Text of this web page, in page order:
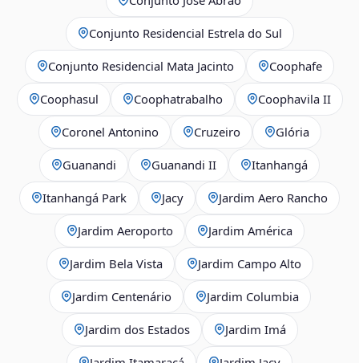
Conjunto Residencial Estrela do Sul
Conjunto Residencial Mata Jacinto Coophafe
Coophasul Coophatrabalho Coophavila II
Coronel Antonino Cruzeiro Glória
Guanandi Guanandi II Itanhangá
Itanhangá Park Jacy Jardim Aero Rancho
Jardim Aeroporto Jardim América
Jardim Bela Vista Jardim Campo Alto
Jardim Centenário Jardim Columbia
Jardim dos Estados Jardim Imá